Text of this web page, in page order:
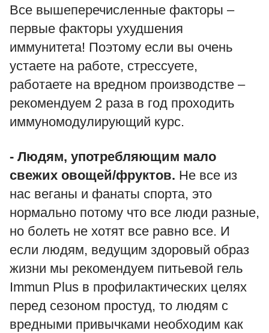
Все вышеперечисленные факторы –
первые факторы ухудшения
иммунитета! Поэтому если вы очень
устаете на работе, стрессуете,
работаете на вредном производстве –
рекомендуем 2 раза в год проходить
иммуномодулирующий курс.
- Людям, употребляющим мало
свежих овощей/фруктов. Не все из
нас веганы и фанаты спорта, это
нормально потому что все люди разные,
но болеть не хотят все равно все. И
если людям, ведущим здоровый образ
жизни мы рекомендуем питьевой гель
Immun Plus в профилактических целях
перед сезоном простуд, то людям с
вредными привычками необходим как